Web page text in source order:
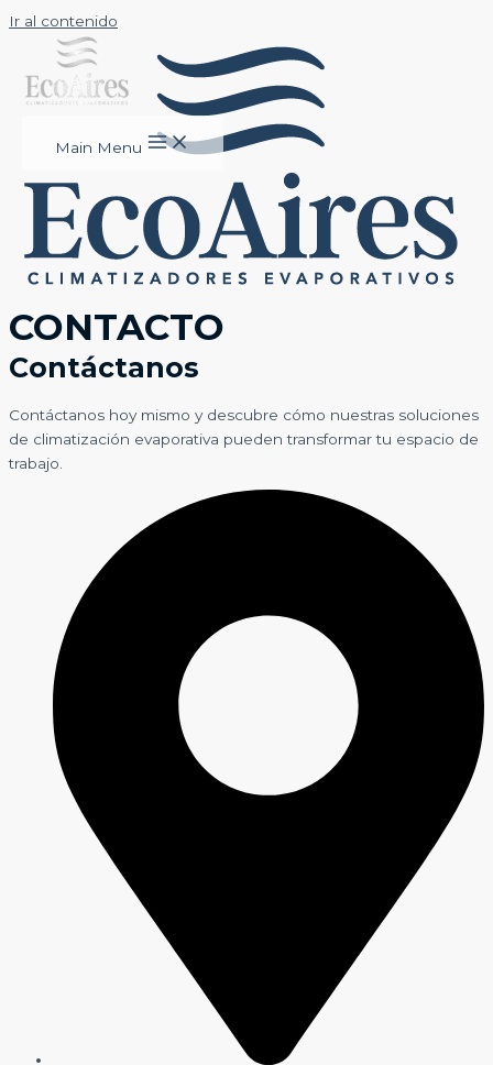
Ir al contenido
Main Menu
CONTACTO
Contáctanos
Contáctanos hoy mismo y descubre cómo nuestras soluciones
de climatización evaporativa pueden transformar tu espacio de
trabajo.